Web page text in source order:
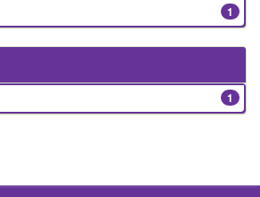
1
1